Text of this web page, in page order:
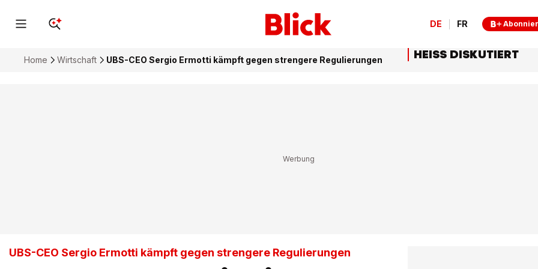
DE FR
Home Wirtschaft UBS-CEO Sergio Ermotti kämpft gegen strengere Regulierungen
UBS-CEO Sergio Ermotti kämpft gegen strengere Regulierungen
HEISS DISKUTIERT